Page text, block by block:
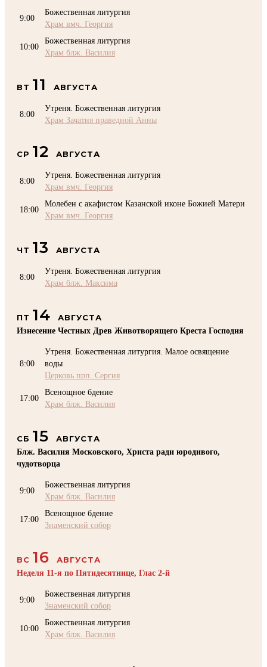
9:00
Божественная литургия
Храм вмч. Георгия
10:00
Божественная литургия
Храм блж. Василия
ВТ 11 АВГУСТА
8:00
Утреня. Божественная литургия
Храм Зачатия праведной Анны
СР 12 АВГУСТА
8:00
Утреня. Божественная литургия
Храм вмч. Георгия
18:00
Молебен с акафистом Казанской иконе Божией Матери
Храм вмч. Георгия
ЧТ 13 АВГУСТА
8:00
Утреня. Божественная литургия
Храм блж. Максима
ПТ 14
АВГУСТА
Изнесение Честных Древ Животворящего Креста Господня
8:00
Утреня. Божественная литургия. Малое освящение
воды
Церковь прп. Сергия
17:00
Всенощное бдение
Храм блж. Василия
СБ 15
АВГУСТА
Блж. Василия Московского, Христа ради юродивого,
чудотворца
9:00
Божественная литургия
Храм блж. Василия
17:00
Всенощное бдение
Знаменский собор
ВС 16
АВГУСТА
Неделя 11-я по Пятидесятнице, Глас 2-й
9:00
Божественная литургия
Знаменский собор
10:00
Божественная литургия
Храм блж. Василия
.